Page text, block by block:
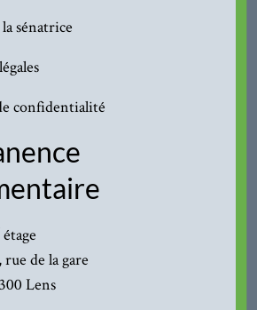
sénatrice
confidentialité
étage
rue de la gare
Lens